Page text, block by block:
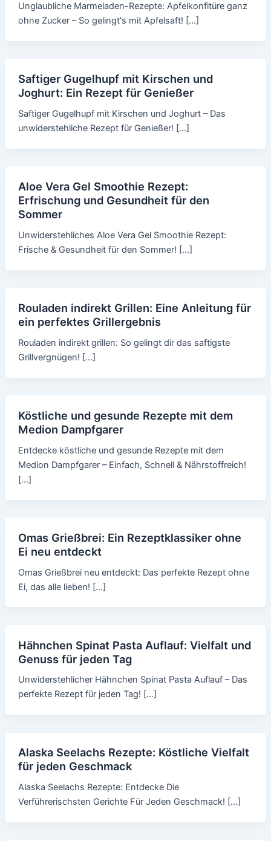
Unglaubliche Marmeladen-Rezepte: Apfelkonfitüre ganz
ohne Zucker – So gelingt's mit Apfelsaft! […]
Saftiger Gugelhupf mit Kirschen und
Joghurt: Ein Rezept für Genießer
Saftiger Gugelhupf mit Kirschen und Joghurt – Das
unwiderstehliche Rezept für Genießer! […]
Aloe Vera Gel Smoothie Rezept:
Erfrischung und Gesundheit für den
Sommer
Unwiderstehliches Aloe Vera Gel Smoothie Rezept:
Frische & Gesundheit für den Sommer! […]
Rouladen indirekt Grillen: Eine Anleitung für
ein perfektes Grillergebnis
Rouladen indirekt grillen: So gelingt dir das saftigste
Grillvergnügen! […]
Köstliche und gesunde Rezepte mit dem
Medion Dampfgarer
Entdecke köstliche und gesunde Rezepte mit dem
Medion Dampfgarer – Einfach, Schnell & Nährstoffreich!
[…]
Omas Grießbrei: Ein Rezeptklassiker ohne
Ei neu entdeckt
Omas Grießbrei neu entdeckt: Das perfekte Rezept ohne
Ei, das alle lieben! […]
Hähnchen Spinat Pasta Auflauf: Vielfalt und
Genuss für jeden Tag
Unwiderstehlicher Hähnchen Spinat Pasta Auflauf – Das
perfekte Rezept für jeden Tag! […]
Alaska Seelachs Rezepte: Köstliche Vielfalt
für jeden Geschmack
Alaska Seelachs Rezepte: Entdecke Die
Verführerischsten Gerichte Für Jeden Geschmack! […]